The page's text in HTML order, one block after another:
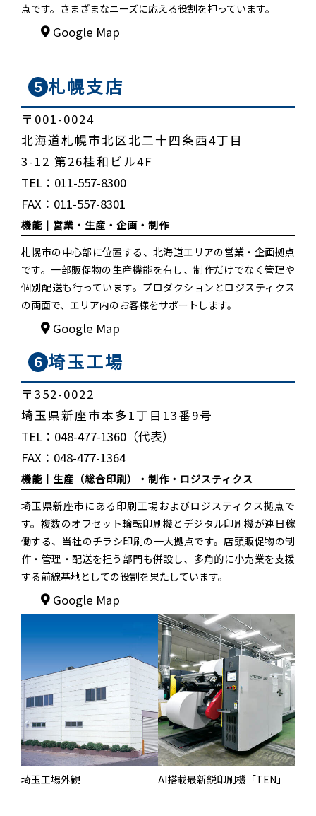
点です。さまざまなニーズに応える役割を担っています。
Google Map
５ 札幌支店
〒001-0024
北海道札幌市北区北二十四条西4丁目
3-12 第26桂和ビル4F
TEL：011-557-8300
FAX：011-557-8301
機能｜ 営業・生産・企画・制作
札幌市の中心部に位置する、北海道エリアの営業・企画拠点
です。一部販促物の生産機能を有し、制作だけでなく管理や
個別配送も行っています。プロダクションとロジスティクス
の両面で、エリア内のお客様をサポートします。
Google Map
６ 埼玉工場
〒352-0022
埼玉県新座市本多1丁目13番9号
TEL：048-477-1360（代表）
FAX：048-477-1364
機能｜ 生産（総合印刷）・制作・ロジスティクス
埼玉県新座市にある印刷工場およびロジスティクス拠点で
す。複数のオフセット輪転印刷機とデジタル印刷機が連日稼
働する、当社のチラシ印刷の一大拠点です。店頭販促物の制
作・管理・配送を担う部門も併設し、多角的に小売業を支援
する前線基地としての役割を果たしています。
Google Map
埼玉工場外観 AI搭載最新鋭印刷機「TEN」